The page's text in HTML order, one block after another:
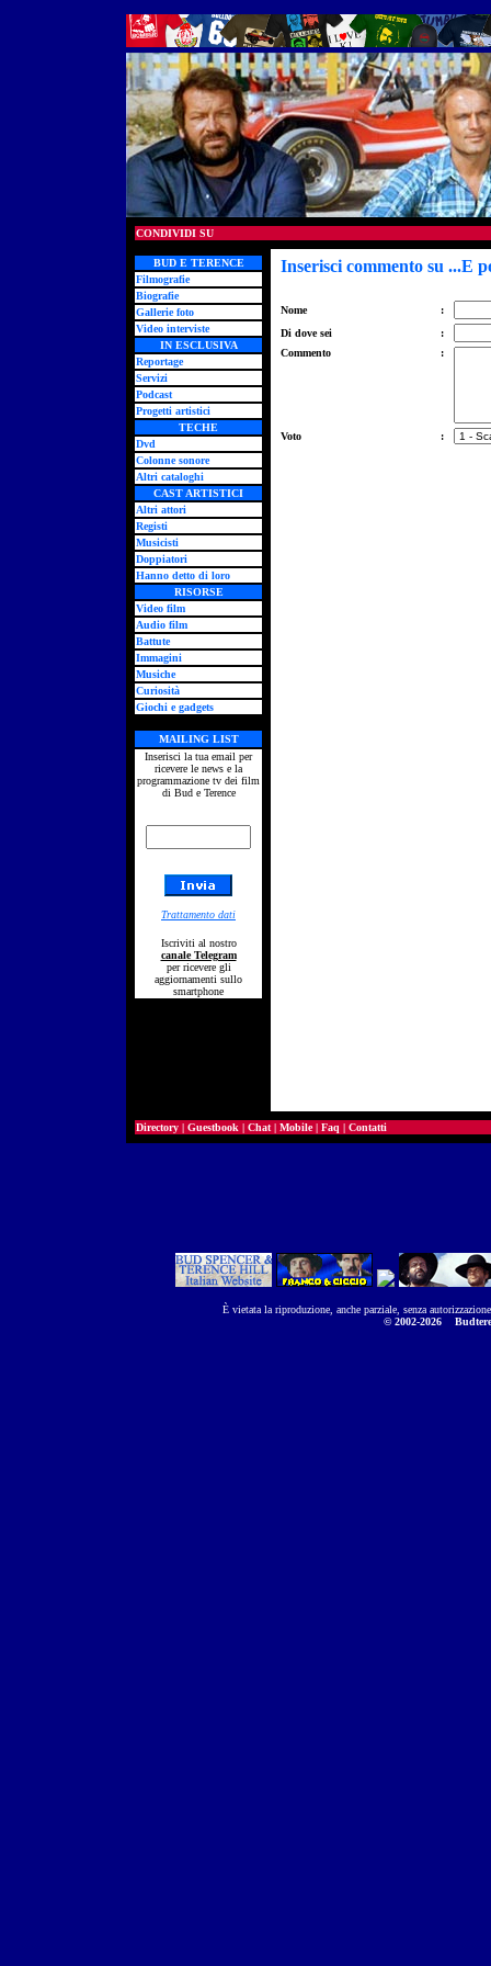
CONDIVIDI SU
BUD E TERENCE
Filmografie
Biografie
Gallerie foto
Video interviste
IN ESCLUSIVA
Reportage
Servizi
Podcast
Progetti artistici
TECHE
Dvd
Colonne sonore
Altri cataloghi
CAST ARTISTICI
Altri attori
Registi
Musicisti
Doppiatori
Hanno detto di loro
RISORSE
Video film
Audio film
Battute
Immagini
Musiche
Curiosità
Giochi e gadgets
MAILING LIST
Inserisci la tua email per
ricevere le news e la
programmazione tv dei film
di Bud e Terence
Trattamento dati
Iscriviti al nostro
canale Telegram
per ricevere gli
aggiornamenti sullo
smartphone
Inserisci commento su ...E
Nome
:
Di dove sei
:
Commento
:
Voto :
Directory | Guestbook | Chat | Mobile| Faq | Contatti
È vietata la riproduzione, anche parziale, senza
© 2002-2026